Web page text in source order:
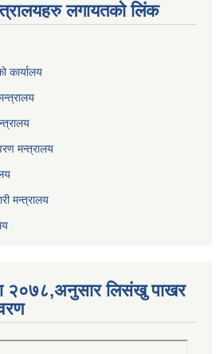
लगायतको लिंक
कार्यालय
मन्त्रालय
मन्त्रालय
२०७८,अनुसार लिसंखु पाखर